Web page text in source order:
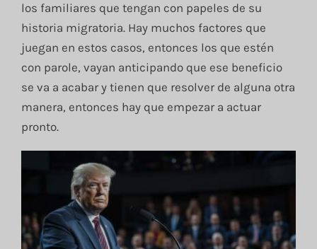
los familiares que tengan con papeles de su
historia migratoria. Hay muchos factores que
juegan en estos casos, entonces los que estén
con parole, vayan anticipando que ese beneficio
se va a acabar y tienen que resolver de alguna otra
manera, entonces hay que empezar a actuar
pronto.